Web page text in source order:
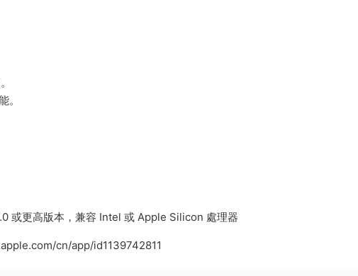
。
或更高版本，兼容 Intel 或 Apple Silicon 處理器
cn/app/id1139742811